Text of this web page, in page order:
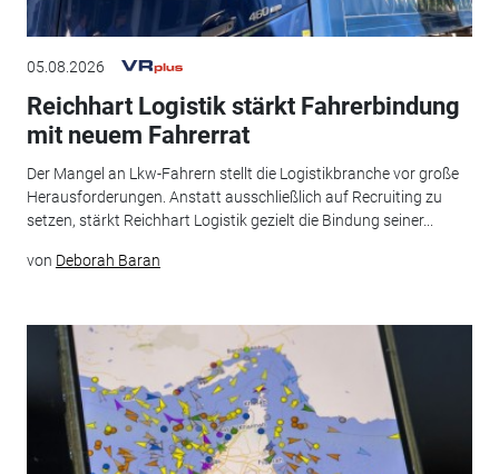
05.08.2026
Reichhart Logistik stärkt Fahrerbindung
mit neuem Fahrerrat
Der Mangel an Lkw-Fahrern stellt die Logistikbranche vor große
Herausforderungen. Anstatt ausschließlich auf Recruiting zu
setzen, stärkt Reichhart Logistik gezielt die Bindung seiner...
von Deborah Baran